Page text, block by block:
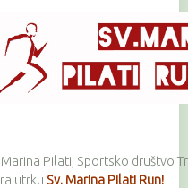
Pilati, Sportsko društvo
utrku Sv. Marina Pilati Run!